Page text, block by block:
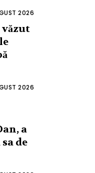
2026
văzut
2026
a
de